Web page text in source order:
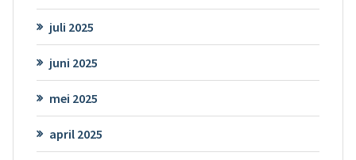
juli 2025
juni 2025
mei 2025
april 2025